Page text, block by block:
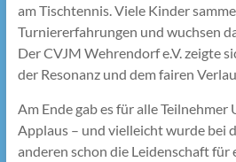
am Tischtennis. Viele Kinder
Turniererfahrungen und wuchsen
Der CVJM Wehrendorf e.V. zeigte
der Resonanz und dem fairen
Am Ende gab es für alle
Applaus – und vielleicht wurde bei
anderen schon die Leidenschaft für